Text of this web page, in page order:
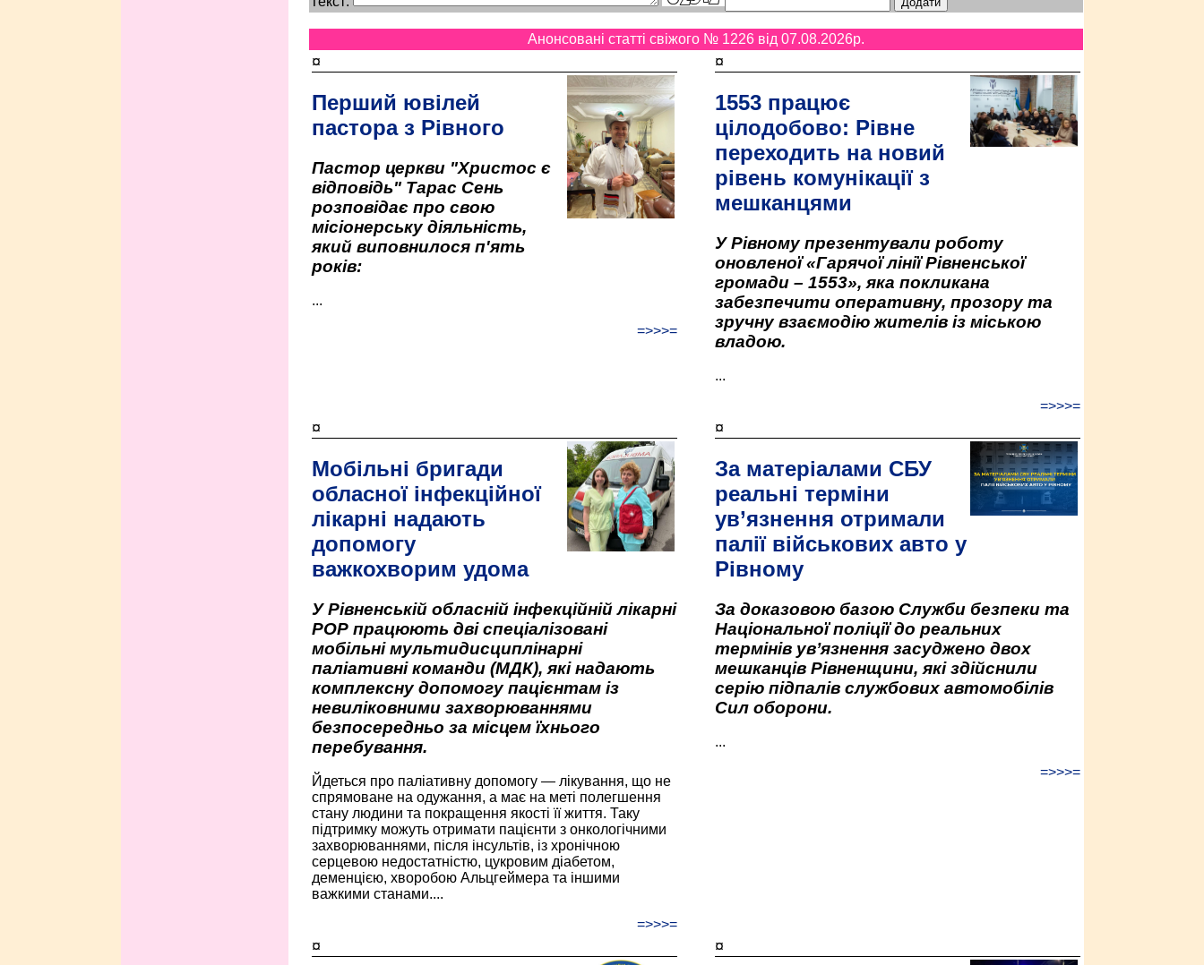
Анонсовані статті свіжого № 1226 від 07.08.2026p.
¤
Перший ювілей
пастора з Рівного
Пастор церкви "Христос є
відповідь" Тарас Сень
розповідає про свою
місіонерську діяльність,
який виповнилося п'ять
років:
...
=>>>=
¤
1553 працює
цілодобово: Рівне
переходить на новий
рівень комунікації з
мешканцями
У Рівному презентували роботу
оновленої «Гарячої лінії Рівненської
громади – 1553», яка покликана
забезпечити оперативну, прозору та
зручну взаємодію жителів із міською
владою.
...
=>>>=
¤
Мобільні бригади
обласної інфекційної
лікарні надають
допомогу
важкохворим удома
У Рівненській обласній інфекційній лікарні
РОР працюють дві спеціалізовані
мобільні мультидисциплінарні
паліативні команди (МДК), які надають
комплексну допомогу пацієнтам із
невиліковними захворюваннями
безпосередньо за місцем їхнього
перебування.
Йдеться про паліативну допомогу — лікування, що не
спрямоване на одужання, а має на меті полегшення
стану людини та покращення якості її життя. Таку
підтримку можуть отримати пацієнти з онкологічними
захворюваннями, після інсультів, із хронічною
серцевою недостатністю, цукровим діабетом,
деменцією, хворобою Альцгеймера та іншими
важкими станами....
=>>>=
¤
За матеріалами СБУ
реальні терміни
ув’язнення отримали
палії військових авто у
Рівному
За доказовою базою Служби безпеки та
Національної поліції до реальних
термінів ув’язнення засуджено двох
мешканців Рівненщини, які здійснили
серію підпалів службових автомобілів
Сил оборони.
...
=>>>=
¤ ¤